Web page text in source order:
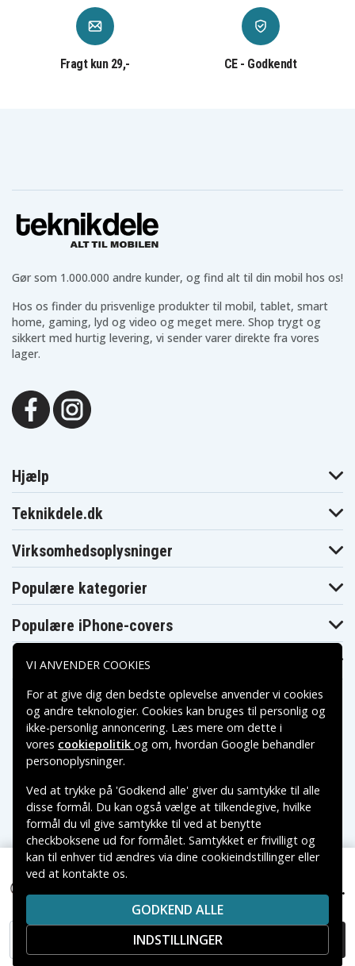
79 kr.
TILFØJ TIL KURV
Fragt kun 29,- CE - Godkendt
Gør som 1.000.000 andre kunder, og find alt til din mobil hos os!
Hos os finder du prisvenlige produkter til mobil, tablet, smart
home, gaming, lyd og video og meget mere. Shop trygt og
sikkert med hurtig levering, vi sender varer direkte fra vores
lager.
Hjælp
Teknikdele.dk
Virksomhedsoplysninger
Populære kategorier
Populære iPhone-covers
Populære Samsung-covers
Betalingsmuligheder
Leveringsmuligheder
Copyright © 2026, Spares Nordic AB
VAREMÆRKER NÆVNT PÅ DETTE WEB TILHØRER DE
RESPEKTIVE VAREMÆRKERS-EJER.
VI ANVENDER COOKIES
For at give dig den bedste oplevelse anvender vi cookies
og andre teknologier. Cookies kan bruges til personlig og
ikke-personlig annoncering. Læs mere om dette i
vores cookiepolitik og om, hvordan Google behandler
personoplysninger.
Ved at trykke på 'Godkend alle' giver du samtykke til alle
disse formål. Du kan også vælge at tilkendegive, hvilke
formål du vil give samtykke til ved at benytte
checkboksene ud for formålet. Samtykket er frivilligt og
kan til enhver tid ændres via dine cookieindstillinger eller
ved at kontakte os.
INDSTILLINGER
GODKEND ALLE